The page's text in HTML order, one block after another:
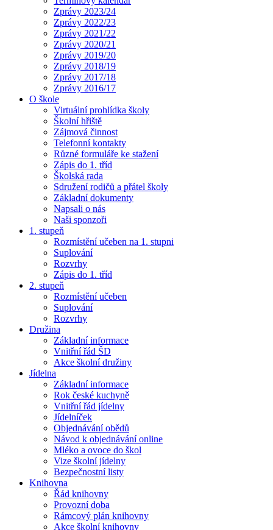
Zprávy 2023/24
Zprávy 2022/23
Zprávy 2021/22
Zprávy 2020/21
Zprávy 2019/20
Zprávy 2018/19
Zprávy 2017/18
Zprávy 2016/17
O škole
Virtuální prohlídka školy
Školní hřiště
Zájmová činnost
Telefonní kontakty
Různé formuláře ke stažení
Zápis do 1. tříd
Školská rada
Sdružení rodičů a přátel školy
Základní dokumenty
Napsali o nás
Naši sponzoři
1. stupeň
Rozmístění učeben na 1. stupni
Suplování
Rozvrhy
Zápis do 1. tříd
2. stupeň
Rozmístění učeben
Suplování
Rozvrhy
Družina
Základní informace
Vnitřní řád ŠD
Akce školní družiny
Jídelna
Základní informace
Rok české kuchyně
Vnitřní řád jídelny
Jídelníček
Objednávání obědů
Návod k objednávání online
Mléko a ovoce do škol
Vize školní jídelny
Bezpečnostní listy
Knihovna
Řád knihovny
Provozní doba
Rámcový plán knihovny
Akce školní knihovny